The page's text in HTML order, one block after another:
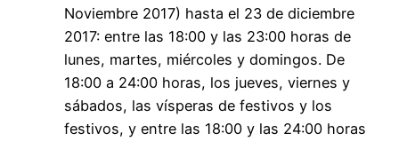
Noviembre 2017) hasta el 23 de diciembre
2017: entre las 18:00 y las 23:00 horas de
lunes, martes, miércoles y domingos. De
18:00 a 24:00 horas, los jueves, viernes y
sábados, las vísperas de festivos y los
festivos, y entre las 18:00 y las 24:00 horas